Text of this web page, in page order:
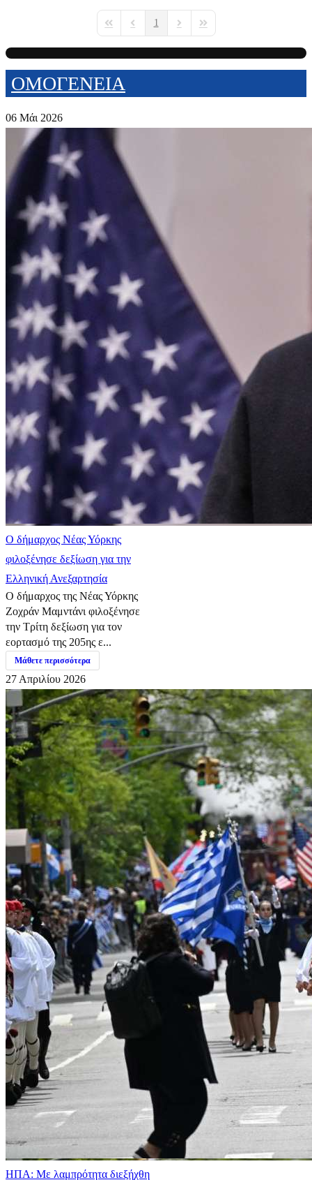
First PagePrevious Page
1
Next PageLast Page
ΟΜΟΓΕΝΕΙΑ
06 Μάι 2026
Ο δήμαρχος Νέας Υόρκης
φιλοξένησε δεξίωση για την
Ελληνική Ανεξαρτησία
Ο δήμαρχος της Νέας Υόρκης
Ζοχράν Μαμντάνι φιλοξένησε
την Τρίτη δεξίωση για τον
εορτασμό της 205ης ε...
Μάθετε περισσότερα
27 Απριλίου 2026
ΗΠΑ: Με λαμπρότητα διεξήχθη